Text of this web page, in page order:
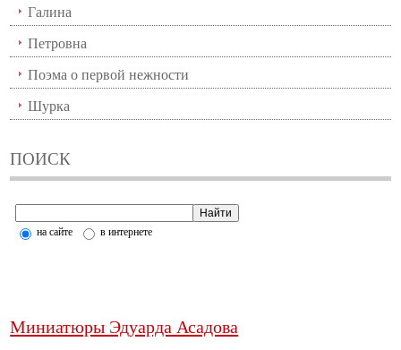
Галина
Петровна
Поэма о первой нежности
Шурка
ПОИСК
на сайте в интернете
Миниатюры Эдуарда Асадова